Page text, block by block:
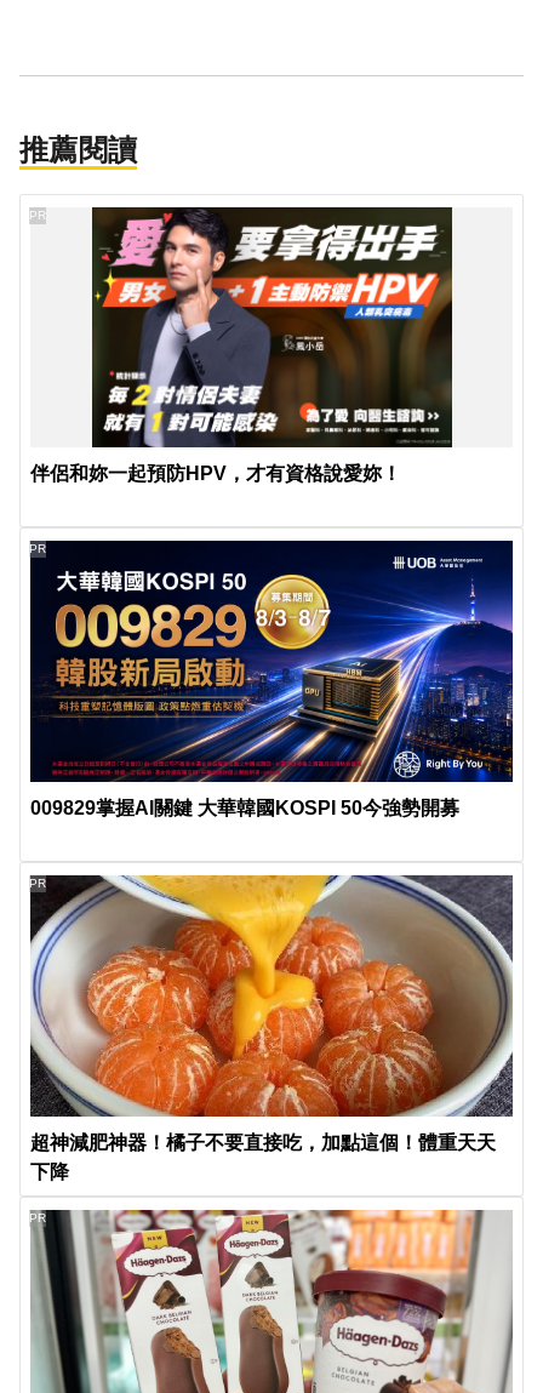
推薦閱讀
伴侶和妳一起預防HPV，才有資格說愛妳！
PR
009829掌握AI關鍵 大華韓國KOSPI 50今強勢開募
PR
超神減肥神器！橘子不要直接吃，加點這個！體重天天
下降
PR
PR